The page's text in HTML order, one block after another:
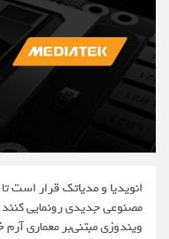
انویدیا و مدیاتک قرار است
مصنوعی جدیدی رونمایی
ویندوزی مبتنی‌بر معماری